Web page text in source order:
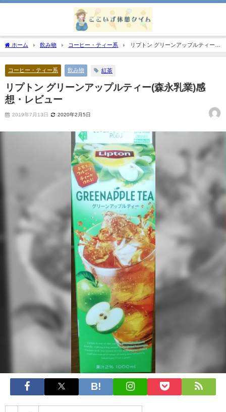
ホーム 飲み物 コーヒー・ティー系
リプトン グリーンアップルティー
(森永乳業)感想・レビュー
コーヒー・ティー系 飲み物 紅茶
リプトン グリーンアップルティー(森永乳業)感
想・レビュー
2019年7月13日 2020年2月5日